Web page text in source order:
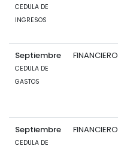
CEDULA DE
INGRESOS
Septiembre
CEDULA DE
GASTOS
FINANCIERO
Septiembre
CEDULA DE
FINANCIERO